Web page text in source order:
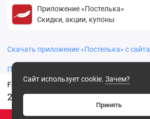
Farres 3012-B Пудра компактная
249 .00 ₽
Сайт использует cookie. Зачем?
Принять
Приложение «Постелька»
Скидки, акции, купоны
Скачать приложение «Постелька» с сайта
Политика конфиденциальности